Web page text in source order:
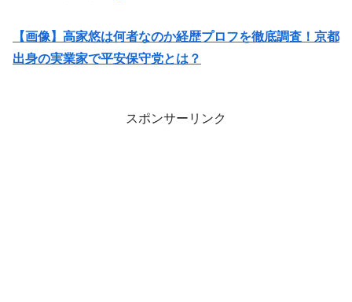
【画像】高家悠は何者なのか経歴プロフを徹底調査！京都
出身の実業家で平安保守党とは？
スポンサーリンク